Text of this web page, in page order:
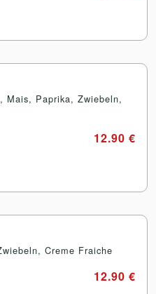
Mais, Paprika, Zwiebeln,
12.90 €
Creme Fraiche
12.90 €